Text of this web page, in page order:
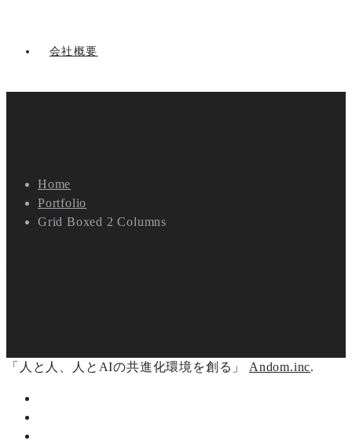
会社概要
Home
Portfolio
Grid Boxed 2 Columns
「人と人、人とAIの共進化環境を創る」 Andom.inc.